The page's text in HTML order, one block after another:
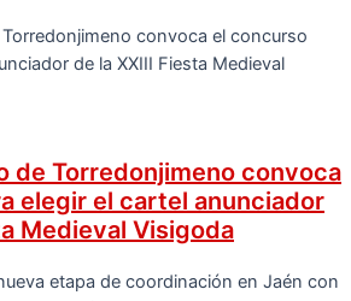
de Torredonjimeno convoca
elegir el cartel anunciador
Medieval Visigoda